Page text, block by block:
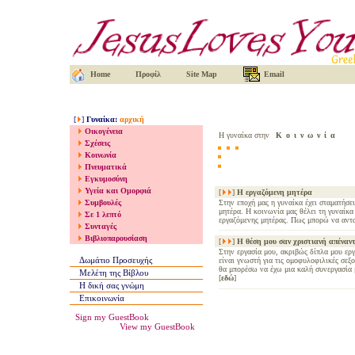
Home Προφίλ Site Map Email
[ ] Γυναίκα: αρχική
Οικογένεια
Σχέσεις
Κοινωνία
Πνευματικά
Εγκυμοσύνη
Υγεία και Ομορφιά
Συμβουλές
Σε 1 λεπτό
Συνταγές
Βιβλιοπαρουσίαση
Δωμάτιο Προσευχής
Μελέτη της Βίβλου
Η δική σας γνώμη
Επικοινωνία
Sign my GuestBook
View my GuestBook
Η γυναίκα στην Κοινωνία
[ ] Η εργαζόμενη μητέρα
Στην εποχή μας η γυναίκα έχει
μητέρα. Η κοινωνία μας θέλει τη
εργαζόμενης μητέρας. Πως μπορώ να
[ ] Η θέση μου σαν χριστιανή
Στην εργασία μου, ακριβώς δίπλα μου
είναι γνωστή για τις ομοφυλοφιλικές
θα μπορέσω να έχω μια καλή συνεργασία
[εδώ]